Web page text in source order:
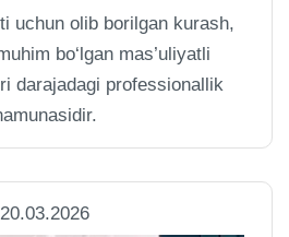
uchun olib borilgan kurash,
bo‘lgan mas’uliyatli
darajadagi professionallik
20.03.2026